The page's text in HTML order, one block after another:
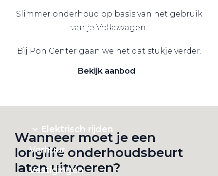
Elektrisch rijden
Bekijk aanbod
Elektrisch rijden
Verhuur
Vestigingen
Slimmer onderhoud op basis van het gebruik
van je Volkswagen.
Bij Pon Center gaan we net dat stukje verder.
Wanneer moet je een
longlife onderhoudsbeurt
laten uitvoeren?